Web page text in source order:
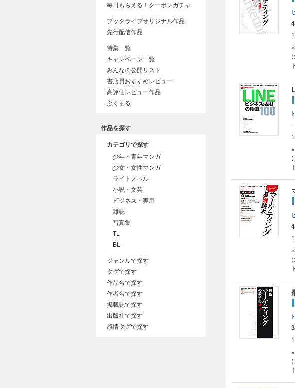
-
毎日もらえる！クーポンガチャ
ブックライブオリジナル作品
先行配信作品
特集一覧
キャンペーン一覧
みんなの公開リスト
書店員おすすめレビュー
高評価レビュー作品
ぶくまる
作品を探す
カテゴリで探す
少年・青年マンガ
少女・女性マンガ
ライトノベル
小説・文芸
ビジネス・実用
雑誌
写真集
TL
BL
ジャンルで探す
タグで探す
作品名で探す
作者名で探す
掲載誌で探す
出版社で探す
感情タグで探す